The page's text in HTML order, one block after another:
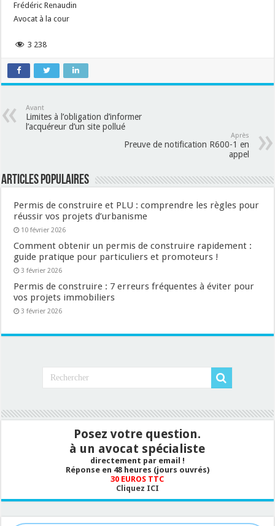
Frédéric Renaudin
Avocat à la cour
3 238
Avant
Limites à l’obligation d’informer
l’acquéreur d’un site pollué
Après
Preuve de notification R600-1 en
appel
Articles populaires
Permis de construire et PLU : comprendre les règles pour
réussir vos projets d’urbanisme
10 février 2026
Comment obtenir un permis de construire rapidement :
guide pratique pour particuliers et promoteurs !
3 février 2026
Permis de construire : 7 erreurs fréquentes à éviter pour
vos projets immobiliers
3 février 2026
Posez votre question.
à un avocat spécialiste
directement par email !
Réponse en 48 heures (jours ouvrés)
30 EUROS TTC
Cliquez ICI